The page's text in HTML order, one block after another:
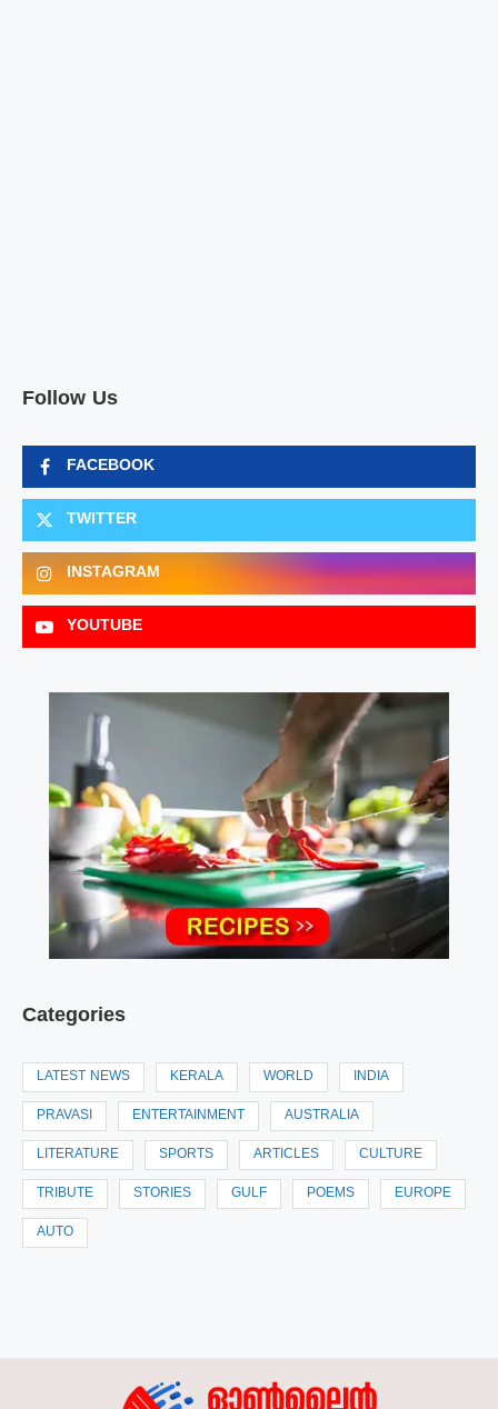
Follow Us
FACEBOOK
TWITTER
INSTAGRAM
YOUTUBE
Categories
LATEST NEWS KERALA WORLD INDIA
PRAVASI ENTERTAINMENT AUSTRALIA
LITERATURE SPORTS ARTICLES CULTURE
TRIBUTE STORIES GULF POEMS EUROPE
AUTO